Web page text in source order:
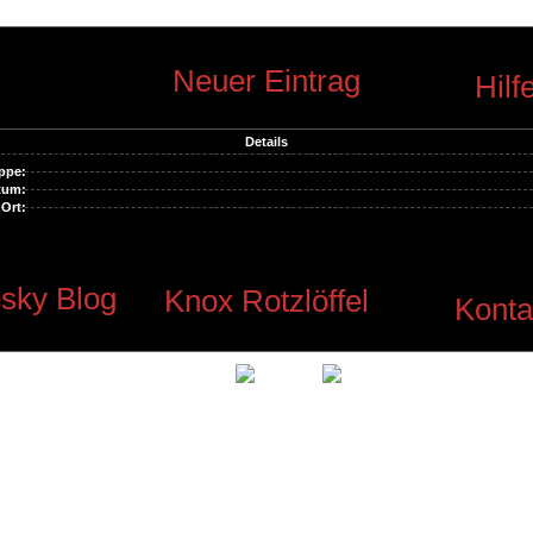
Neuer Eintrag
Details
Ort:
Blog Knox Rotzlöffel